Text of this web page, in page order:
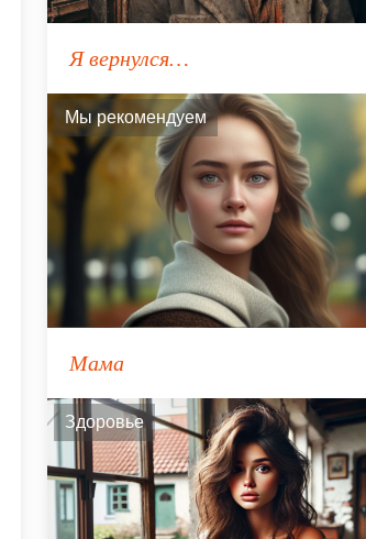
Я вернулся…
Мы рекомендуем
Мама
Здоровье